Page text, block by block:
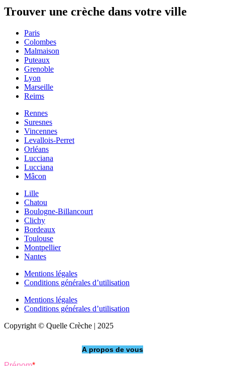
Trouver une crèche dans votre ville
Paris
Colombes
Malmaison
Puteaux
Grenoble
Lyon
Marseille
Reims
Rennes
Suresnes
Vincennes
Levallois-Perret
Orléans
Lucciana
Lucciana
Mâcon
Lille
Chatou
Boulogne-Billancourt
Clichy
Bordeaux
Toulouse
Montpellier
Nantes
Mentions légales
Conditions générales d’utilisation
Mentions légales
Conditions générales d’utilisation
Copyright © Quelle Crèche | 2025